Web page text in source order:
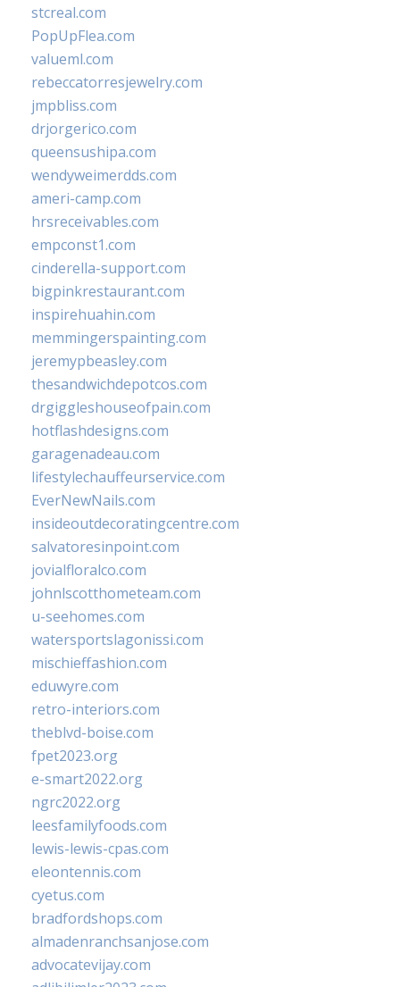
stcreal.com
PopUpFlea.com
valueml.com
rebeccatorresjewelry.com
jmpbliss.com
drjorgerico.com
queensushipa.com
wendyweimerdds.com
ameri-camp.com
hrsreceivables.com
empconst1.com
cinderella-support.com
bigpinkrestaurant.com
inspirehuahin.com
memmingerspainting.com
jeremypbeasley.com
thesandwichdepotcos.com
drgiggleshouseofpain.com
hotflashdesigns.com
garagenadeau.com
lifestylechauffeurservice.com
EverNewNails.com
insideoutdecoratingcentre.com
salvatoresinpoint.com
jovialfloralco.com
johnlscotthometeam.com
u-seehomes.com
watersportslagonissi.com
mischieffashion.com
eduwyre.com
retro-interiors.com
theblvd-boise.com
fpet2023.org
e-smart2022.org
ngrc2022.org
leesfamilyfoods.com
lewis-lewis-cpas.com
eleontennis.com
cyetus.com
bradfordshops.com
almadenranchsanjose.com
advocatevijay.com